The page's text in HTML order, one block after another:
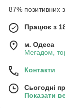
87% позитивних з
Працює з
м. Одеса
Мегадом,
Контакти
Сьогодні
Показати